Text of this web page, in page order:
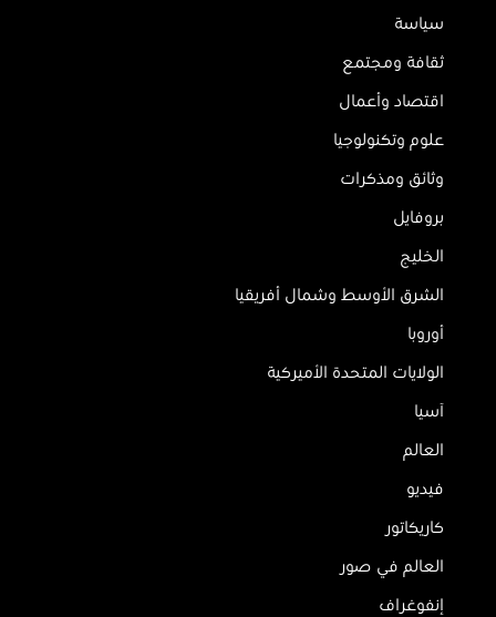
سياسة
ثقافة ومجتمع
اقتصاد وأعمال
علوم وتكنولوجيا
وثائق ومذكرات
بروفايل
الخليج
الشرق الأوسط وشمال أفريقيا
أوروبا
الولايات المتحدة الأميركية
آسيا
العالم
فيديو
كاريكاتور
العالم في صور
إنفوغراف